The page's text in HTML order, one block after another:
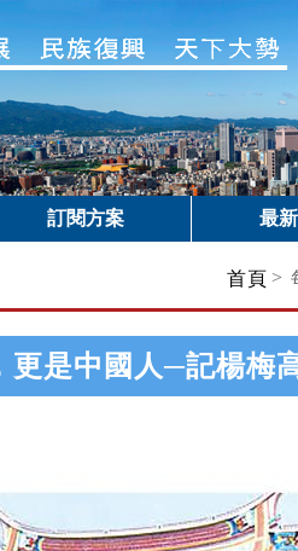
訂閱方案 最
首頁 >
更是中國人─記楊梅